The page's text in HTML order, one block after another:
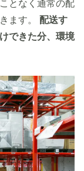
となく通常の配
ます。 配送す
できた分、環境